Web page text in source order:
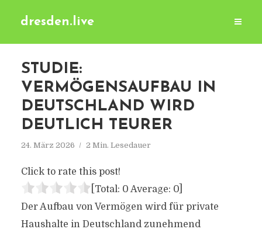
dresden.live
STUDIE:
VERMÖGENSAUFBAU IN
DEUTSCHLAND WIRD
DEUTLICH TEURER
24. März 2026 2 Min. Lesedauer
Click to rate this post!
[Total: 0 Average: 0]
Der Aufbau von Vermögen wird für private
Haushalte in Deutschland zunehmend